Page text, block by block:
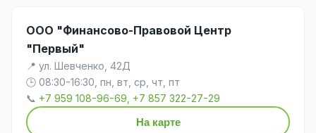
ООО "Финансово-Правовой Центр
"Первый"
📍 ул. Шевченко, 42Д
🕒 08:30-16:30, пн, вт, ср, чт, пт
📞 +7 959 108-96-69, +7 857 322-27-29
На карте